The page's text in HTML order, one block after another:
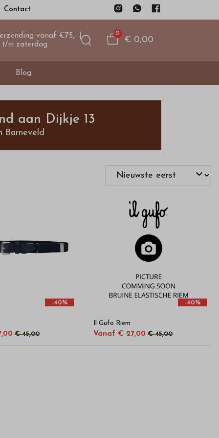
Contact
vanaf €75,- |
t/m zaterdag
0
€ 0,00
Blog
aan Dijkje 13
Barneveld
-40%
€ 45,00
-40%
Il Gufo Riem
Vanaf € 27,00 € 45,00